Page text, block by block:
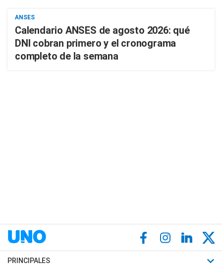
ANSES
Calendario ANSES de agosto 2026: qué
DNI cobran primero y el cronograma
completo de la semana
PRINCIPALES